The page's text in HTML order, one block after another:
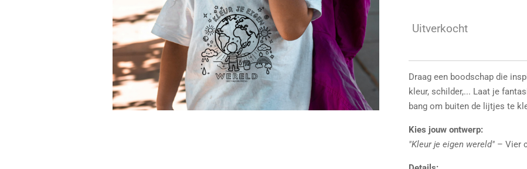
Uitverkocht
Draag een boodschap die
kleur, schilder,... Laat je
bang om buiten de lijtjes te
Kies jouw ontwerp:
"Kleur je eigen wereld" – Vier